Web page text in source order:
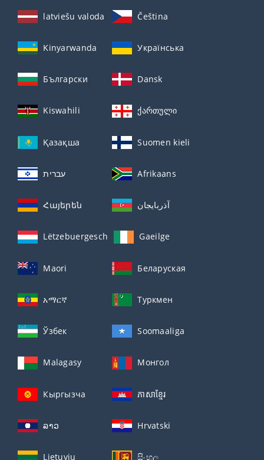
latviešu valoda Čeština
Kinyarwanda Українська
Български Dansk
Kiswahili ქართული
Қазақша Suomen kieli
עברית Afrikaans
Հայերեն آذربايجان
Lëtzebuergesch Gaeilge
Maori Беларуская
አማርኛ Туркмен
Ўзбек Soomaaliga
Malagasy Монгол
Кыргызча ភាសាខ្មែរ
ລາວ Hrvatski
Lietuvių සිංහල